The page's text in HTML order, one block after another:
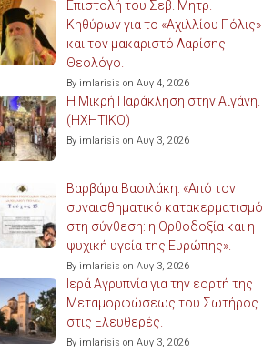
Επιστολή του Σεβ. Μητρ.
Κηθύρων για το «Αχιλλίου Πόλις»
και τον μακαριστό Λαρίσης
Θεολόγο.
By imlarisis on Αυγ 4, 2026
Η Μικρή Παράκληση στην Αιγάνη.
(ΗΧΗΤΙΚΟ)
By imlarisis on Αυγ 3, 2026
Βαρβάρα Βασιλάκη: «Από τον
συναισθηματικό κατακερματισμό
στη σύνθεση: η Ορθοδοξία και η
ψυχική υγεία της Ευρώπης».
By imlarisis on Αυγ 3, 2026
Ιερά Αγρυπνία για την εορτή της
Μεταμορφώσεως του Σωτήρος
στις Ελευθερές.
By imlarisis on Αυγ 3, 2026